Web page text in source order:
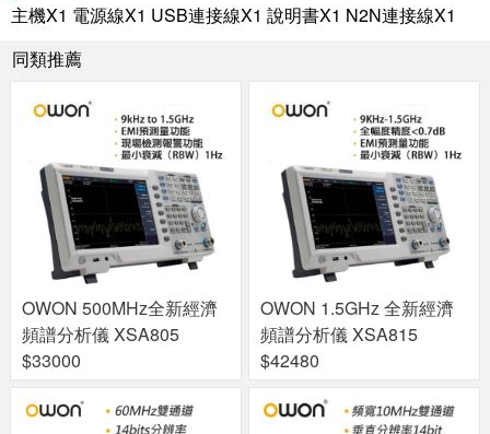
主機X1 電源線X1 USB連接線X1 說明書X1 N2N連接線X1
同類推薦
OWON 500MHz全新經濟
頻譜分析儀 XSA805
$33000
OWON 1.5GHz 全新經濟
頻譜分析儀 XSA815
$42480